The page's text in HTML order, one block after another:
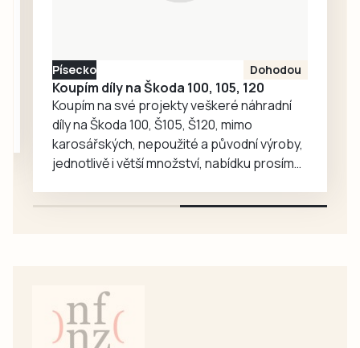
Písecko Dohodou
Koupím díly na Škoda 100, 105, 120
Koupím na své projekty veškeré náhradní
díly na Škoda 100, Š105, Š120, mimo
karosářských, nepoužité a původní výroby,
jednotlivě i větší množství, nabídku prosím